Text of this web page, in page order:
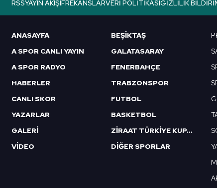
6698 sayılı Kişisel Verilerin Korunması Kanunu uyarınca
RSSYAYIN AKIŞIFREKANSLARVERI POLITIKASIGIZLILIK
ANASAYFA
A SPOR CANLI YAYIN
A SPOR RADYO
HABERLER
CANLI SKOR
YAZARLAR
GALERİ
VİDEO
BEŞİKTAŞ
GALATASARAY
FENERBAHÇE
TRABZONSPOR
FUTBOL
BASKETBOL
ZİRAAT TÜRKİYE KUPASI
DİĞER SPORLAR